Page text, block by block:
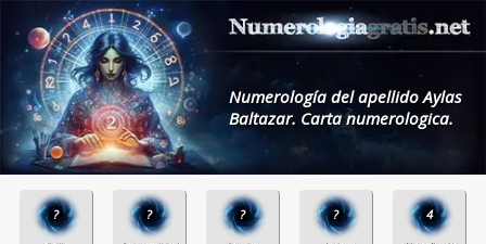
Numerología del apellido Aylas
Baltazar. Carta numerologica.
? ? ? ? 4